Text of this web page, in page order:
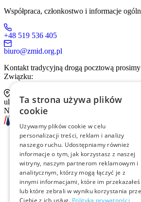
Współpraca, członkostwo i informacje
+48 519 536 405
biuro@zmid.org.pl
Kontakt tradycyjną drogą pocztową
Związku:
ul. Sienna 93 lok. 2, 00-815 Warszawa
NIP: 526-13-30-874
Szkolenia
Rekrutacja
Examino
Ta strona używa plików
cookie
Używamy plików cookie w celu
personalizacji treści, reklam i analizy
naszego ruchu. Udostępniamy również
informacje o tym, jak korzystasz z naszej
witryny, naszym partnerom reklamowym i
analitycznym, którzy mogą łączyć je z
innymi informacjami, które im przekazałeś
lub które zebrali w wyniku korzystania
Ciebie z ich usług. Polityka prywatności